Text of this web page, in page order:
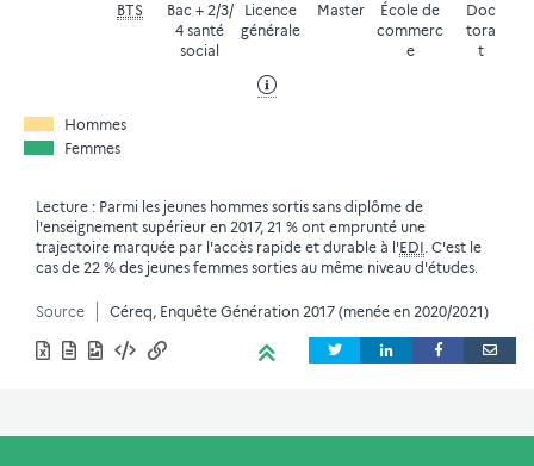
BTS
Bac + 2/3/
4 santé
social
Licence
générale
Master
École de
commerc
e
Doc
tora
t
Hommes
Femmes
Lecture : Parmi les jeunes hommes sortis sans diplôme de
l'enseignement supérieur en 2017, 21 % ont emprunté une
trajectoire marquée par l'accès rapide et durable à l'EDI. C'est le
cas de 22 % des jeunes femmes sorties au même niveau d'études.
Source Céreq, Enquête Génération 2017 (menée en 2020/2021)